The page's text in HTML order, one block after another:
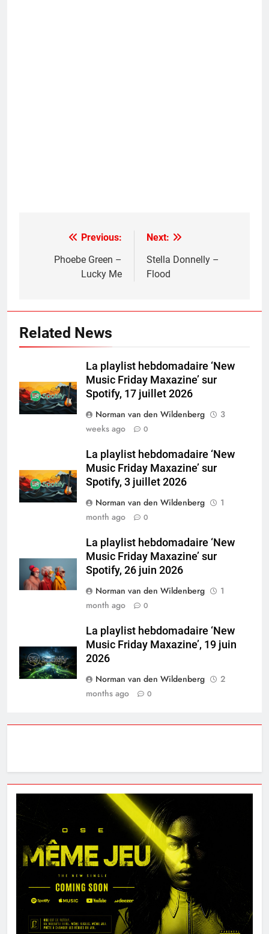
navigation
Previous:
Phoebe Green –
Lucky Me
Next:
Stella Donnelly –
Flood
Related News
La playlist hebdomadaire ‘New
Music Friday Maxazine’ sur
Spotify, 17 juillet 2026
Norman van den Wildenberg
3
weeks ago
0
La playlist hebdomadaire ‘New
Music Friday Maxazine’ sur
Spotify, 3 juillet 2026
Norman van den Wildenberg
1
month ago
0
La playlist hebdomadaire ‘New
Music Friday Maxazine’ sur
Spotify, 26 juin 2026
Norman van den Wildenberg
1
month ago
0
La playlist hebdomadaire ‘New
Music Friday Maxazine’, 19 juin
2026
Norman van den Wildenberg
2
months ago
0